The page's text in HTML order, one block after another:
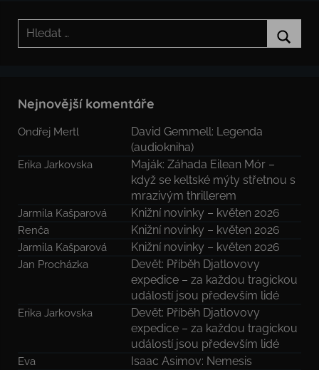
Hledat:
Nejnovější komentáře
Ondřej Mertl
David Gemmell: Legenda
(audiokniha)
Erika Jarkovska
Maják: Záhada Eilean Mór –
když se keltské mýty střetnou s
mrazivým thrillerem
Jarmila Kašparová Knižní novinky – květen 2026
Renča Knižní novinky – květen 2026
Jarmila Kašparová Knižní novinky – květen 2026
Jan Procházka
Devět: Příběh Djatlovovy
expedice – za každou tragickou
událostí jsou především lidé
Erika Jarkovska
Devět: Příběh Djatlovovy
expedice – za každou tragickou
událostí jsou především lidé
Eva
Isaac Asimov: Nemesis